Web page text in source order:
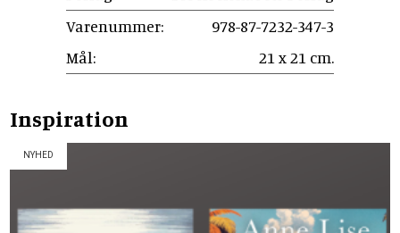
Varenummer:
978-87-7232-347-3
Mål:
21 x 21 cm.
Inspiration
NYHED